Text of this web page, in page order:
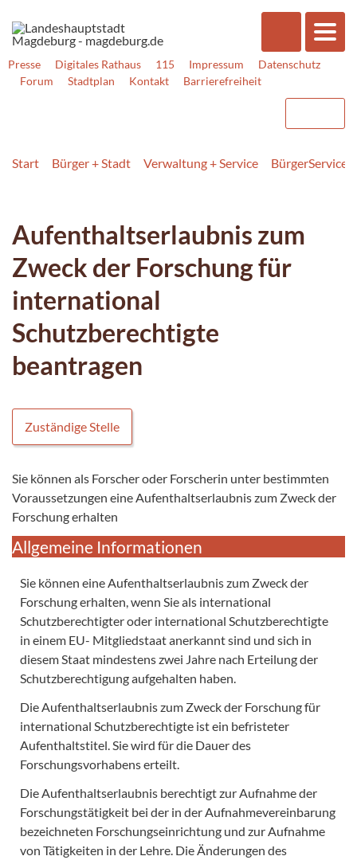
Presse Digitales Rathaus 115 Impressum
Datenschutz
Forum
Stadtplan Kontakt Barrierefreiheit
Start Bürger + Stadt Verwaltung + Service BürgerService
Aufenthaltserlaubnis zum
Zweck der Forschung für
international
Schutzberechtigte
beantragen
Zuständige Stelle
Sie können als Forscher oder Forscherin unter bestimmten
Voraussetzungen eine Aufenthaltserlaubnis zum Zweck der
Forschung erhalten
Allgemeine Informationen
Sie können eine Aufenthaltserlaubnis zum Zweck der
Forschung erhalten, wenn Sie als international
Schutzberechtigter oder international Schutzberechtigte
in einem EU- Mitgliedstaat anerkannt sind und sich in
diesem Staat mindestens zwei Jahre nach Erteilung der
Schutzberechtigung aufgehalten haben.
Die Aufenthaltserlaubnis zum Zweck der Forschung für
international Schutzberechtigte ist ein befristeter
Aufenthaltstitel. Sie wird für die Dauer des
Forschungsvorhabens erteilt.
Die Aufenthaltserlaubnis berechtigt zur Aufnahme der
Forschungstätigkeit bei der in der Aufnahmevereinbarung
bezeichneten Forschungseinrichtung und zur Aufnahme
von Tätigkeiten in der Lehre. Die Änderungen des